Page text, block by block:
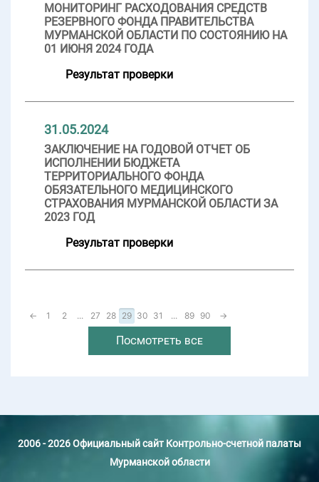
МОНИТОРИНГ РАСХОДОВАНИЯ СРЕДСТВ
РЕЗЕРВНОГО ФОНДА ПРАВИТЕЛЬСТВА
МУРМАНСКОЙ ОБЛАСТИ ПО СОСТОЯНИЮ НА
01 ИЮНЯ 2024 ГОДА
Результат проверки
31.05.2024
ЗАКЛЮЧЕНИЕ НА ГОДОВОЙ ОТЧЕТ ОБ
ИСПОЛНЕНИИ БЮДЖЕТА
ТЕРРИТОРИАЛЬНОГО ФОНДА
ОБЯЗАТЕЛЬНОГО МЕДИЦИНСКОГО
СТРАХОВАНИЯ МУРМАНСКОЙ ОБЛАСТИ ЗА
2023 ГОД
Результат проверки
← 1 2 ... 27 28 29 30 31 ... 89 90 →
Посмотреть все
2006 - 2026 Официальный сайт Контрольно-счетной палаты
Мурманской области